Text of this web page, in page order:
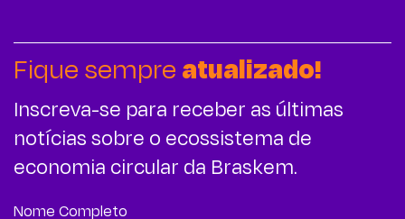
Fique sempreatualizado!
Inscreva-se para receber as últimas
notícias sobre o ecossistema de
economia circular da Braskem.
Nome Completo